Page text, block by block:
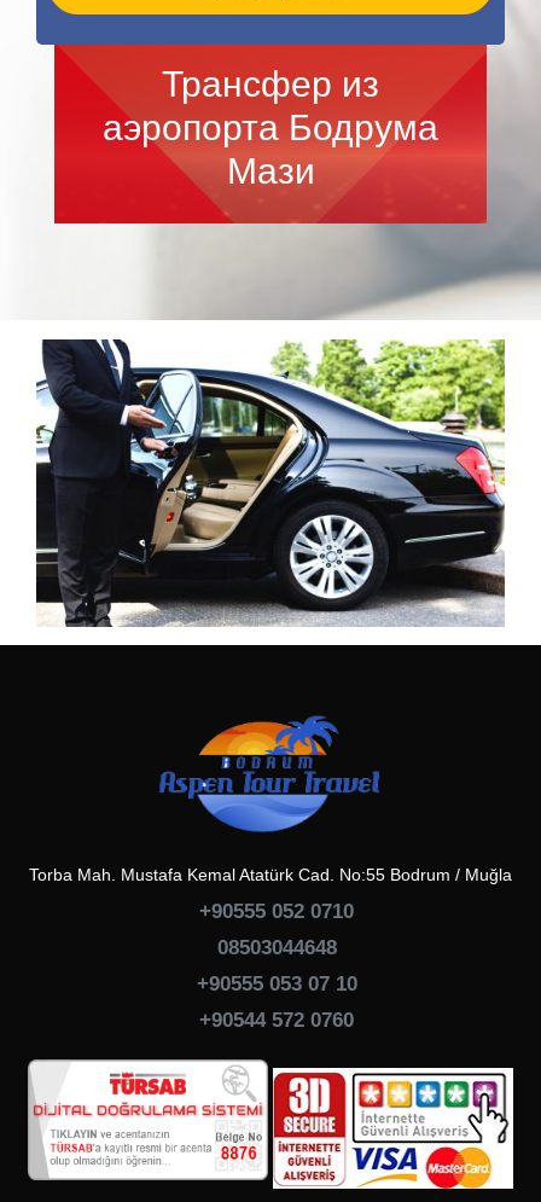
Трансфер из
аэропорта Бодрума
Мази
Torba Mah. Mustafa Kemal Atatürk Cad. No:55 Bodrum / Muğla
+90555 052 0710
08503044648
+90555 053 07 10
+90544 572 0760